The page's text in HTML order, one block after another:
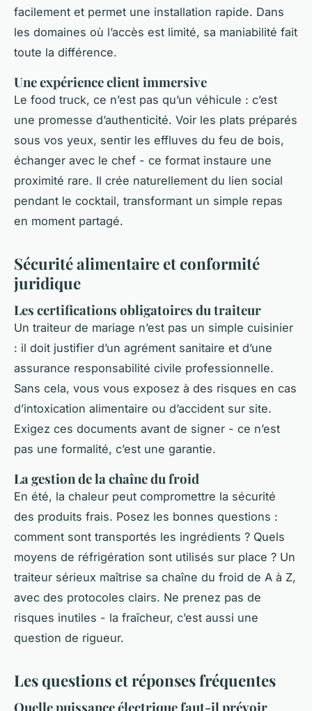
facilement et permet une installation rapide. Dans
les domaines où l’accès est limité, sa maniabilité fait
toute la différence.
Une expérience client immersive
Le food truck, ce n’est pas qu’un véhicule : c’est
une promesse d’authenticité. Voir les plats préparés
sous vos yeux, sentir les effluves du feu de bois,
échanger avec le chef - ce format instaure une
proximité rare. Il crée naturellement du lien social
pendant le cocktail, transformant un simple repas
en moment partagé.
Sécurité alimentaire et conformité
juridique
Les certifications obligatoires du traiteur
Un traiteur de mariage n’est pas un simple cuisinier
: il doit justifier d’un agrément sanitaire et d’une
assurance responsabilité civile professionnelle.
Sans cela, vous vous exposez à des risques en cas
d’intoxication alimentaire ou d’accident sur site.
Exigez ces documents avant de signer - ce n’est
pas une formalité, c’est une garantie.
La gestion de la chaîne du froid
En été, la chaleur peut compromettre la sécurité
des produits frais. Posez les bonnes questions :
comment sont transportés les ingrédients ? Quels
moyens de réfrigération sont utilisés sur place ? Un
traiteur sérieux maîtrise sa chaîne du froid de A à Z,
avec des protocoles clairs. Ne prenez pas de
risques inutiles - la fraîcheur, c’est aussi une
question de rigueur.
Les questions et réponses fréquentes
Quelle puissance électrique faut-il prévoir